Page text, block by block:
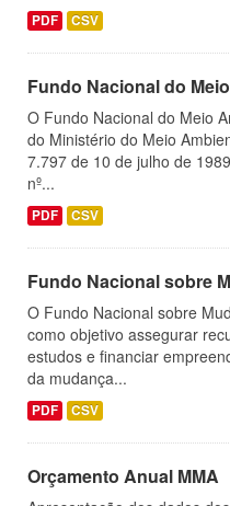
PDF CSV
Fundo Nacional do
O Fundo Nacional do Meio
do Ministério do Meio
7.797 de 10 de julho de
nº...
PDF CSV
Fundo Nacional sobre
O Fundo Nacional sobre
como objetivo assegurar
estudos e financiar
da mudança...
PDF CSV
Orçamento Anual MMA